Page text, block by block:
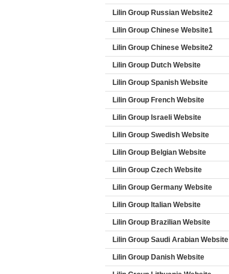
Lilin Group Russian Website2
Lilin Group Chinese Website1
Lilin Group Chinese Website2
Lilin Group Dutch Website
Lilin Group Spanish Website
Lilin Group French Website
Lilin Group Israeli Website
Lilin Group Swedish Website
Lilin Group Belgian Website
Lilin Group Czech Website
Lilin Group Germany Website
Lilin Group Italian Website
Lilin Group Brazilian Website
Lilin Group Saudi Arabian Website
Lilin Group Danish Website